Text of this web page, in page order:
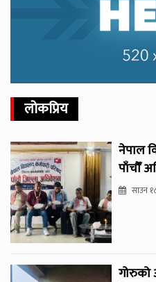
लोकप्रिय
नेपाल
पाँचौँ
साउन
गोरुको